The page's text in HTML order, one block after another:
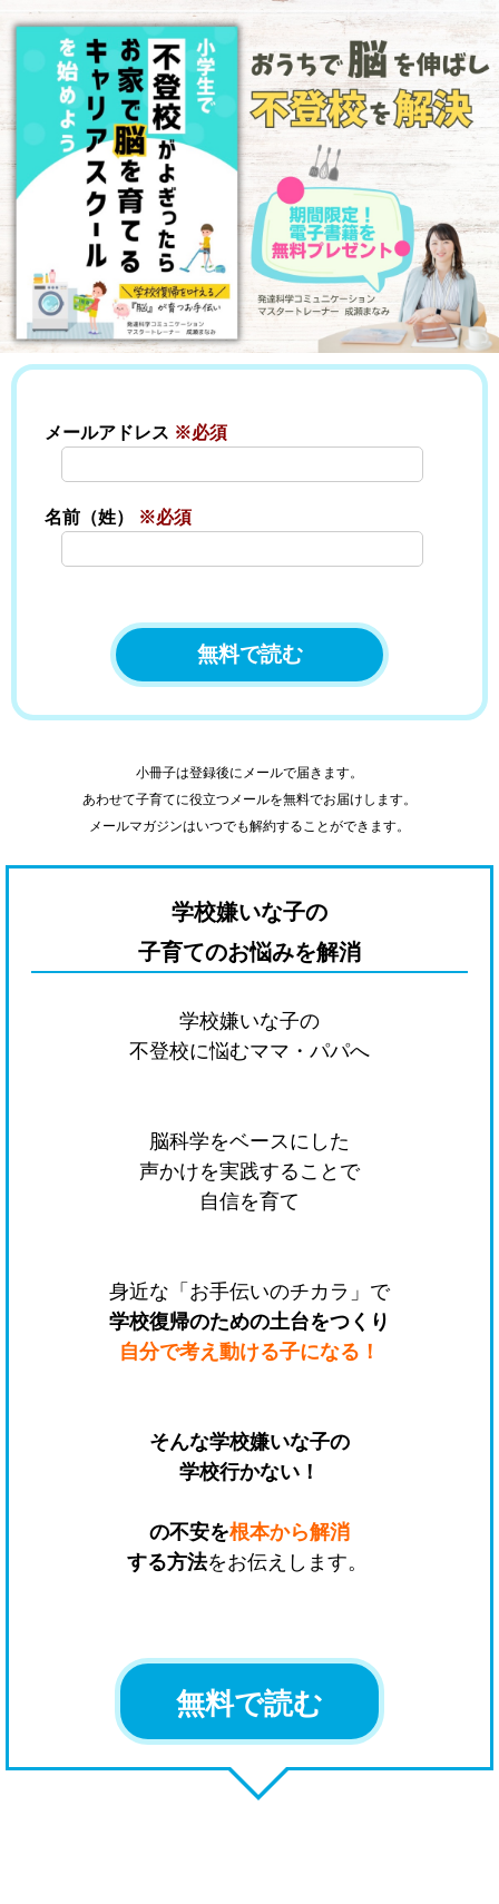
メールアドレス ※必須
名前（姓） ※必須
小冊子は登録後にメールで届きます。
あわせて子育てに役立つメールを無料でお届けします。
メールマガジンはいつでも解約することができます。
学校嫌いな子の
子育てのお悩みを解消
学校嫌いな子の
不登校に悩むママ・パパへ
脳科学をベースにした
声かけを実践することで
自信を育て
身近な「お手伝いのチカラ」で
学校復帰のための土台をつくり
自分で考え動ける子になる！
そんな学校嫌いな子の
学校行かない！
の不安を根本から解消
する方法をお伝えします。
無料で読む